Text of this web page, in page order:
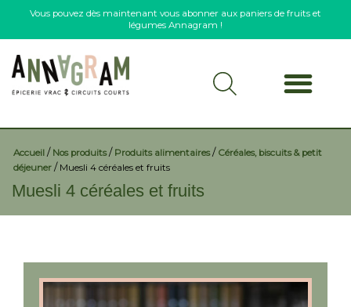
Accueil / Nos produits/ Produits alimentaires/ Céréales, biscuits & petit
déjeuner / Muesli 4 céréales et fruits
Muesli 4 céréales et fruits
Vous pouvez dès maintenant vous abonner aux paniers de fruits et
légumes Annagram !